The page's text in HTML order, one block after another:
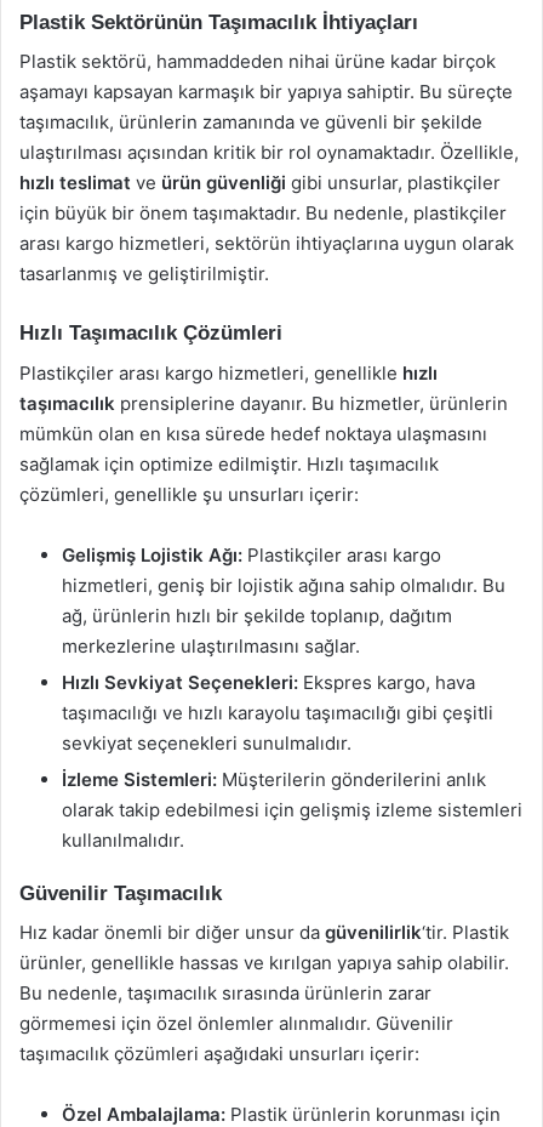
Plastik Sektörünün Taşımacılık İhtiyaçları
Plastik sektörü, hammaddeden nihai ürüne kadar birçok
aşamayı kapsayan karmaşık bir yapıya sahiptir. Bu süreçte
taşımacılık, ürünlerin zamanında ve güvenli bir şekilde
ulaştırılması açısından kritik bir rol oynamaktadır. Özellikle,
hızlı teslimat ve ürün güvenliği gibi unsurlar, plastikçiler
için büyük bir önem taşımaktadır. Bu nedenle, plastikçiler
arası kargo hizmetleri, sektörün ihtiyaçlarına uygun olarak
tasarlanmış ve geliştirilmiştir.
Hızlı Taşımacılık Çözümleri
Plastikçiler arası kargo hizmetleri, genellikle hızlı
taşımacılık prensiplerine dayanır. Bu hizmetler, ürünlerin
mümkün olan en kısa sürede hedef noktaya ulaşmasını
sağlamak için optimize edilmiştir. Hızlı taşımacılık
çözümleri, genellikle şu unsurları içerir:
Gelişmiş Lojistik Ağı: Plastikçiler arası kargo
hizmetleri, geniş bir lojistik ağına sahip olmalıdır. Bu
ağ, ürünlerin hızlı bir şekilde toplanıp, dağıtım
merkezlerine ulaştırılmasını sağlar.
Hızlı Sevkiyat Seçenekleri: Ekspres kargo, hava
taşımacılığı ve hızlı karayolu taşımacılığı gibi çeşitli
sevkiyat seçenekleri sunulmalıdır.
İzleme Sistemleri: Müşterilerin gönderilerini anlık
olarak takip edebilmesi için gelişmiş izleme sistemleri
kullanılmalıdır.
Güvenilir Taşımacılık
Hız kadar önemli bir diğer unsur da güvenilirlik‘tir. Plastik
ürünler, genellikle hassas ve kırılgan yapıya sahip olabilir.
Bu nedenle, taşımacılık sırasında ürünlerin zarar
görmemesi için özel önlemler alınmalıdır. Güvenilir
taşımacılık çözümleri aşağıdaki unsurları içerir:
Özel Ambalajlama: Plastik ürünlerin korunması için